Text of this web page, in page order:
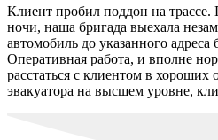
Клиент пробил поддон на
ночи, наша бригада выехала
автомобиль до указанного
Оперативная работа, и вполне
расстаться с клиентом в
эвакуатора на высшем уровне,